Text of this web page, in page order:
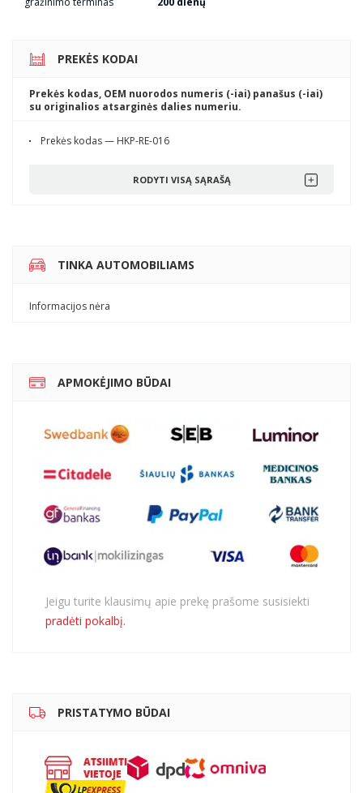
PREKĖS KODAI
Prekės kodas, OEM nuorodos numeris (-iai) panašus (-iai)
su originalios atsarginės dalies numeriu.
Prekės kodas — HKP-RE-016
RODYTI VISĄ SĄRAŠĄ
TINKA AUTOMOBILIAMS
Informacijos nėra
APMOKĖJIMO BŪDAI
Jeigu turite klausimų apie prekę prašome susisiekti
pradėti pokalbį.
PRISTATYMO BŪDAI